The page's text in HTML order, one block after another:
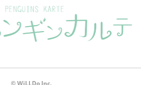
© WiLLDo Inc.